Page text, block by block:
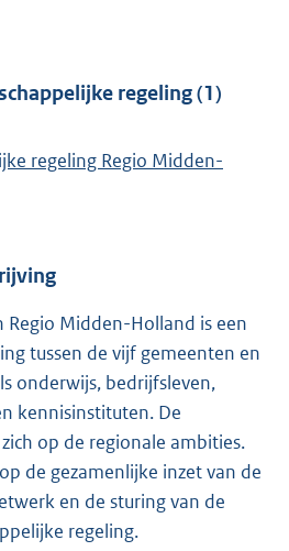
n
l
k
regeling (1)
regeling Regio Midden-
Regio Midden-Holland is een
tussen de vijf gemeenten en
onderwijs, bedrijfsleven,
kennisinstituten. De
op de regionale ambities.
de gezamenlijke inzet van de
en de sturing van de
regeling.